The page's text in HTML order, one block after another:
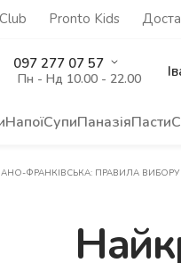
Pronto Kids
097 277 07 57
Пн - Нд 10.00 - 22.00
НапоїСупиПаназіяПасти
ФРАНКІВСЬКА: ПРАВИЛА